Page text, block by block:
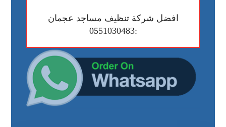
افضل شركة تنظيف مساجد عجمان
:0551030483